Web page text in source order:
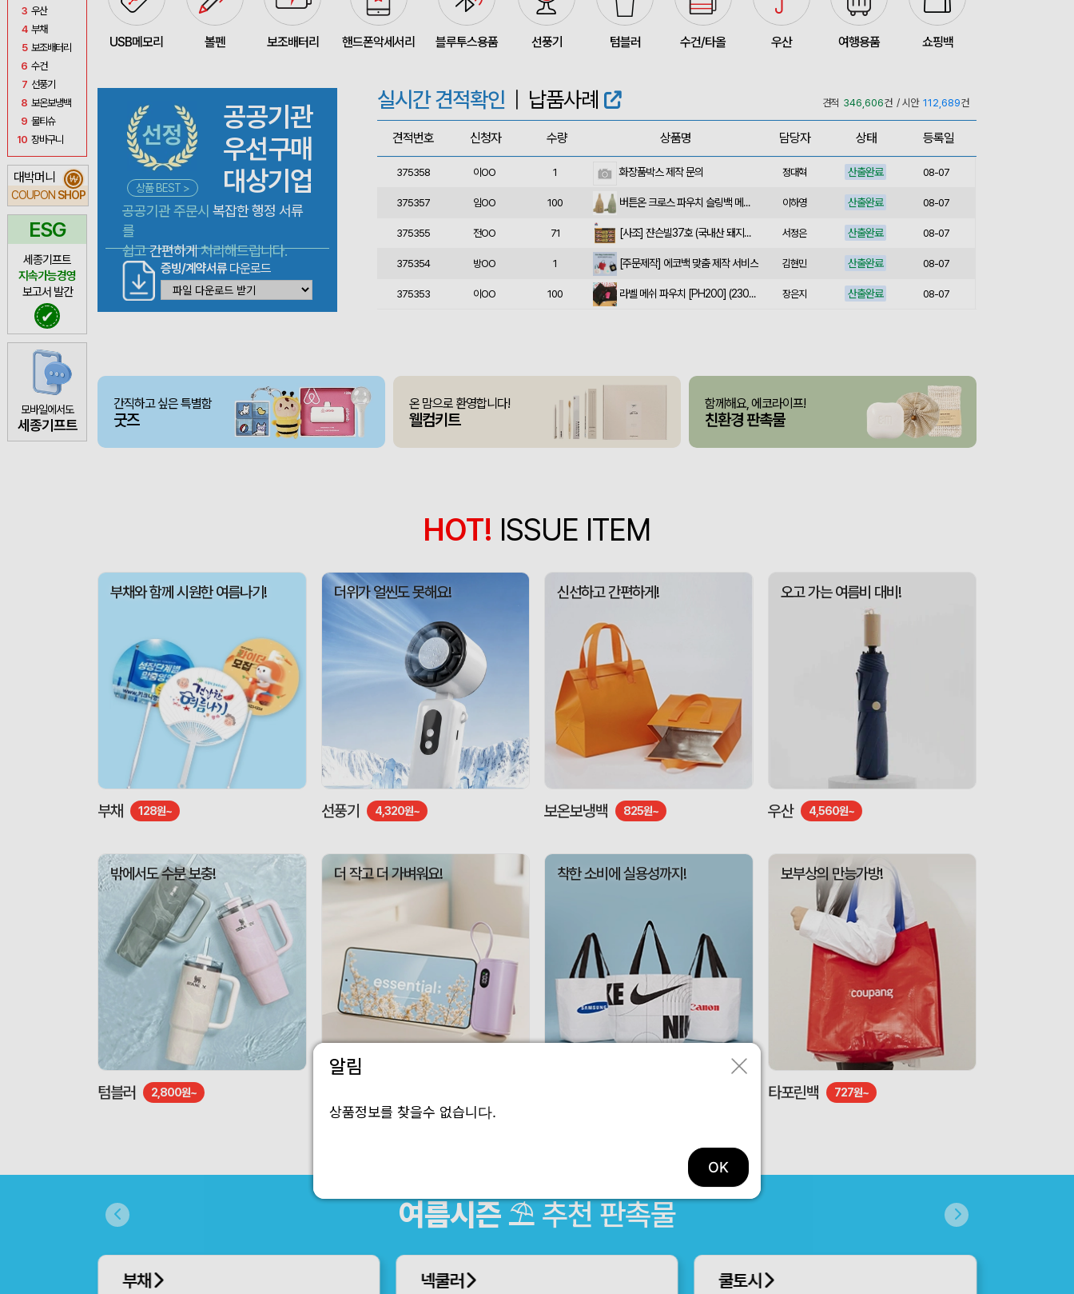
3 우산
4 부채
5 보조배터리
6 수건
7 선풍기
8 보온보냉백
9 물티슈
10 장바구니
대박머니
COUPON SHOP
₩
ESG
세종기프트
지속가능경영
보고서 발간
✔
모바일에서도
세종기프트
USB메모리 볼펜 보조배터리 핸드폰악세서리 블루투스용품 선풍기 텀블러 수건/타올 우산 여행용품 쇼핑백
상품 BEST >
공공기관
우선구매
대상기업
공공기관 주문시 복잡한 행정 서류
를
쉽고간편하게처리해드립니다.
증빙/계약서류다운로드
실시간 견적확인 | 납품사례 견적 346,606건 / 시안 112,689건
견적번호 신청자 수량 상품명 담당자 상태 등록일
375364 울OO 120 이유빈 산출완료 08-07
375363 이OO 상품제안(웰컴키트제작) 서민석 산출완료 08-07
375361 송OO 1000 산출완료 08-07
375358 이OO 1 화장품박스 제작 문의 정대혁 산출완료 08-07
375357 임OO 100 이하영 산출완료 08-07
375355 전OO 71 [사조] 쟌슨빌37호 (국내산 돼지고기100%) / 명절 선물세트 서정은 산출완료 08-07
375354 방OO 1 [주문제작] 에코백 맞춤 제작 서비스 김현민 산출완료 08-07
375353 이OO 100 라벨 메쉬 파우치 [PH200] (230x185mm) 장은지 산출완료 08-07
375351 유OO 100 5단 6K 솔리드 스퀘어 파우치 UV 양우산 윤송은 산출완료 08-07
08-07
375347 접이식 장바구니 포켓가방 3종 1P 이하영 08-07
375346 담OO 200 [주문제작] 에코백 맞춤 제작 서비스 박명연 산출완료 08-07
이OO 1 입체형떡메모_(도자기레인보우)
375366 200 김보경 산출완료
375364
375363 이OO 상품제안(웰컴키트제작) 산출완료
간직하고 싶은 특별함
굿즈
온 맘으로 환영합니다!
웰컴키트
함께해요, 에코라이프!
친환경 판촉물
HOT! ISSUE ITEM
부채와 함께 시원한 여름나기!
부채 128원~
더위가 얼씬도 못해요!
선풍기 4,320원~
신선하고 간편하게!
보온보냉백 825원~
오고 가는 여름비 대비!
우산 4,560원~
밖에서도 수분 보충!
텀블러 2,800원~
더 작고 더 가벼워요! 착한 소비에 실용성까지! 보부상의 만능가방!
타포린백 727원~
여름시즌⛱ 추천 판촉물
부채 넥쿨러 쿨토시
알림
상품정보를 찾을수 없습니다.
OK